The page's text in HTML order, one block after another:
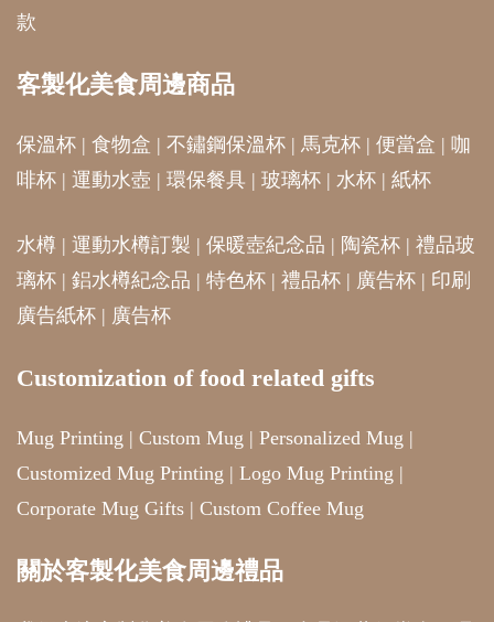
款
客製化美食周邊商品
保溫杯 | 食物盒 | 不鏽鋼保溫杯 | 馬克杯 | 便當盒 | 咖
啡杯 | 運動水壺 | 環保餐具 | 玻璃杯 | 水杯 | 紙杯
水樽 | 運動水樽訂製 | 保暖壺紀念品 | 陶瓷杯 | 禮品玻
璃杯 | 鋁水樽紀念品 | 特色杯 | 禮品杯 | 廣告杯 | 印刷
廣告紙杯 | 廣告杯
Customization of food related gifts
Mug Printing | Custom Mug | Personalized Mug |
Customized Mug Printing | Logo Mug Printing |
Corporate Mug Gifts | Custom Coffee Mug
關於客製化美食周邊禮品